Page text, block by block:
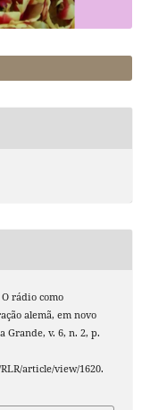
O rádio como
alemã, em novo
Grande, v. 6, n. 2, p.
article/view/1620.